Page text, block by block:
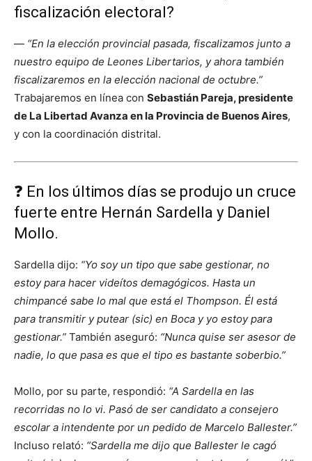
fiscalización electoral?
— “En la elección provincial pasada, fiscalizamos junto a
nuestro equipo de Leones Libertarios, y ahora también
fiscalizaremos en la elección nacional de octubre.”
Trabajaremos en línea con Sebastián Pareja, presidente
de La Libertad Avanza en la Provincia de Buenos Aires,
y con la coordinación distrital.
❓ En los últimos días se produjo un cruce
fuerte entre Hernán Sardella y Daniel
Mollo.
Sardella dijo: “Yo soy un tipo que sabe gestionar, no
estoy para hacer videítos demagógicos. Hasta un
chimpancé sabe lo mal que está el Thompson. Él está
para transmitir y putear (sic) en Boca y yo estoy para
gestionar.” También aseguró: “Nunca quise ser asesor de
nadie, lo que pasa es que el tipo es bastante soberbio.”
Mollo, por su parte, respondió: “A Sardella en las
recorridas no lo vi. Pasó de ser candidato a consejero
escolar a intendente por un pedido de Marcelo Ballester.”
Incluso relató: “Sardella me dijo que Ballester le cagó